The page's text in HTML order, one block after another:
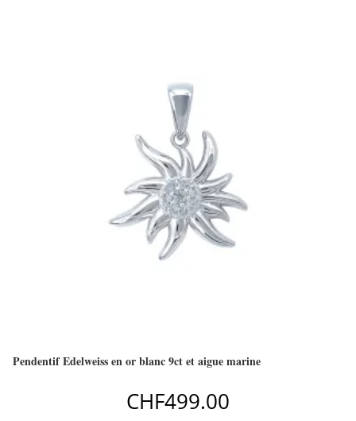
Pendentif Edelweiss en or blanc 9ct et aigue marine
CHF499.00